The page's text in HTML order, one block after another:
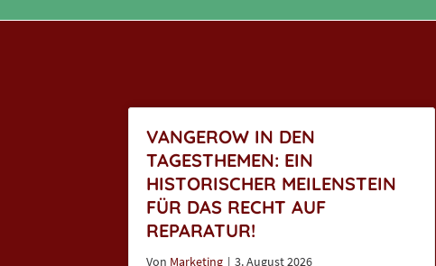
VANGEROW IN DEN
TAGESTHEMEN: EIN
HISTORISCHER MEILENSTEIN
FÜR DAS RECHT AUF
REPARATUR!
Von Marketing | 3. August 2026